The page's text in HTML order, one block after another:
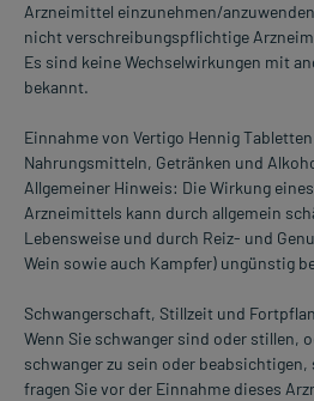
Arzneimittel einzunehmen/
nicht verschreibungspflichtige
Es sind keine Wechselwirkungen mit
bekannt.
Einnahme von Vertigo Hennig
Nahrungsmitteln, Getränken und
Allgemeiner Hinweis: Die Wirkung
Arzneimittels kann durch allgemein
Lebensweise und durch Reiz- und
Wein sowie auch Kampfer) ungünstig
Schwangerschaft, Stillzeit und
Wenn Sie schwanger sind oder stillen,
schwanger zu sein oder beabsichtigen,
fragen Sie vor der Einnahme dieses